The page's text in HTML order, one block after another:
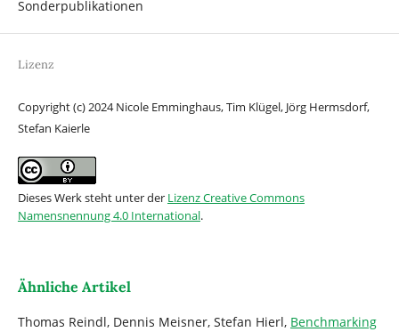
Sonderpublikationen
Lizenz
Copyright (c) 2024 Nicole Emminghaus, Tim Klügel, Jörg Hermsdorf,
Stefan Kaierle
Dieses Werk steht unter der Lizenz Creative Commons
Namensnennung 4.0 International.
Ähnliche Artikel
Thomas Reindl, Dennis Meisner, Stefan Hierl, Benchmarking